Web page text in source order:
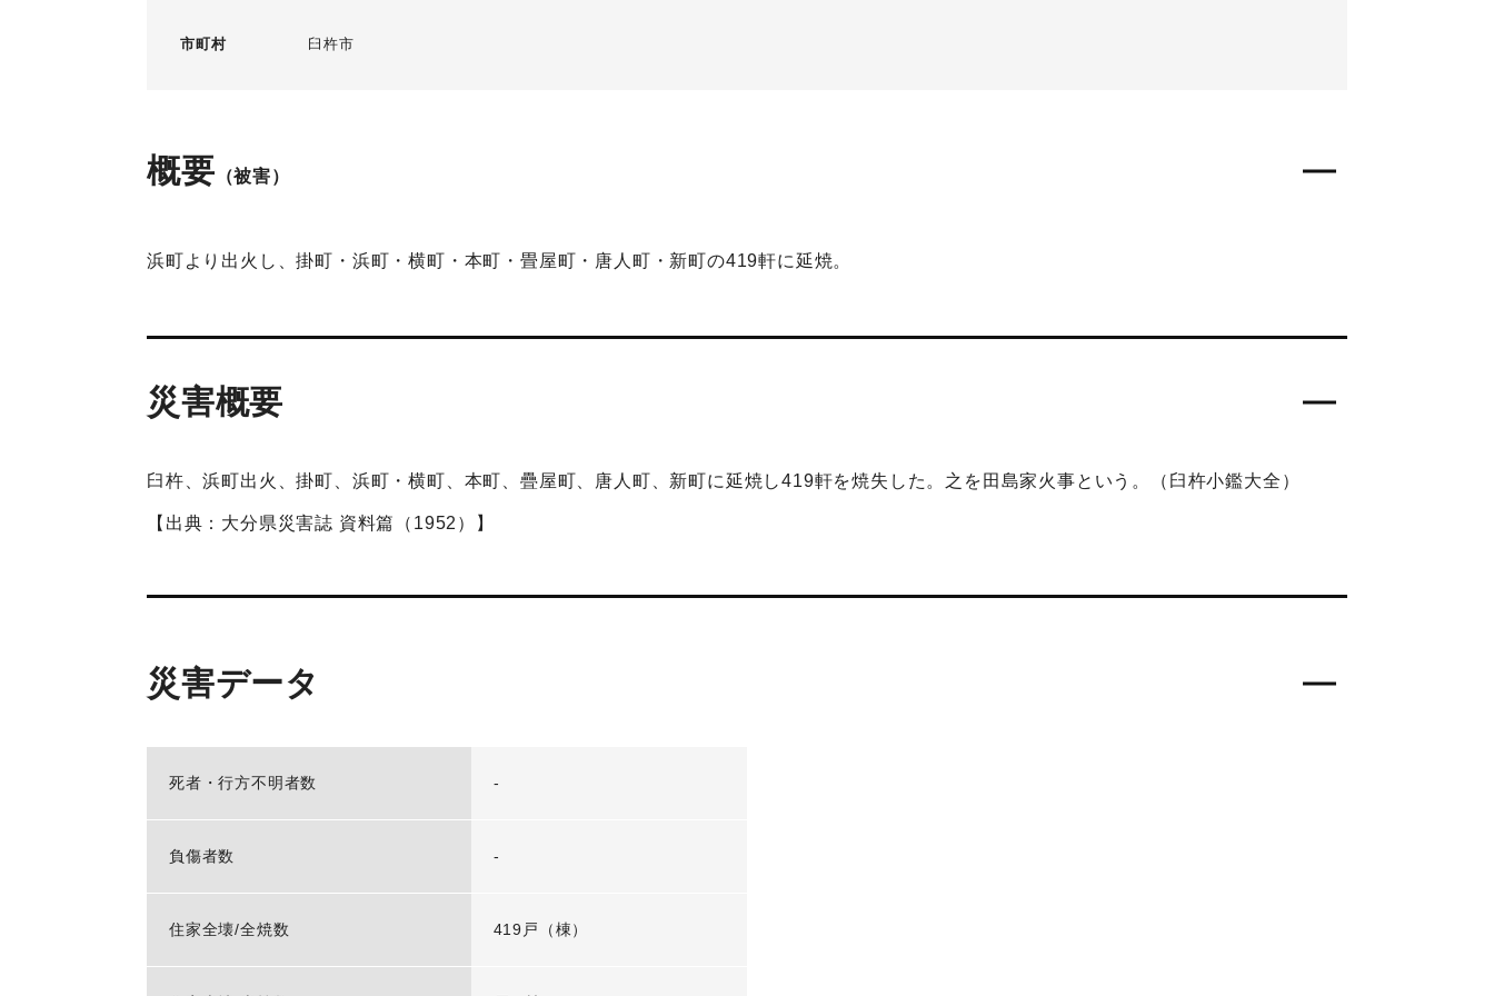
市町村 臼杵市
概要 （被害）
浜町より出火し、掛町・浜町・横町・本町・畳屋町・唐人町・新町の419軒に延焼。
災害概要
臼杵、浜町出火、掛町、浜町・横町、本町、疊屋町、唐人町、新町に延焼し419軒を焼失した。之を田島家火事という。（臼杵小鑑大全）
【出典：大分県災害誌 資料篇（1952）】
災害データ
死者・行方不明者数 -
負傷者数 -
住家全壊/全焼数 419戸（棟）